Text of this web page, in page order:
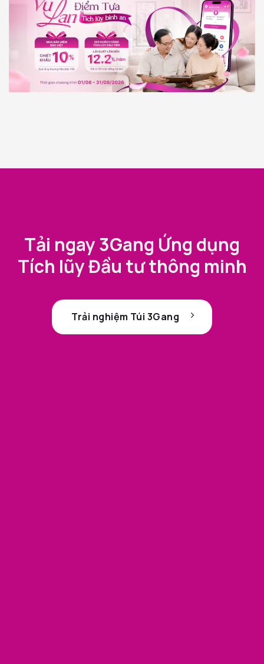
Tải ngay 3Gang Ứng dụng
Tích lũy Đầu tư thông minh
Trải nghiệm Túi 3Gang